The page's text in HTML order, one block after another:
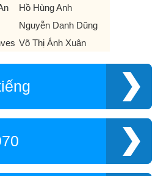
Hồ Hùng Anh
Nguyễn Danh Dũng
Võ Thị Ánh Xuân